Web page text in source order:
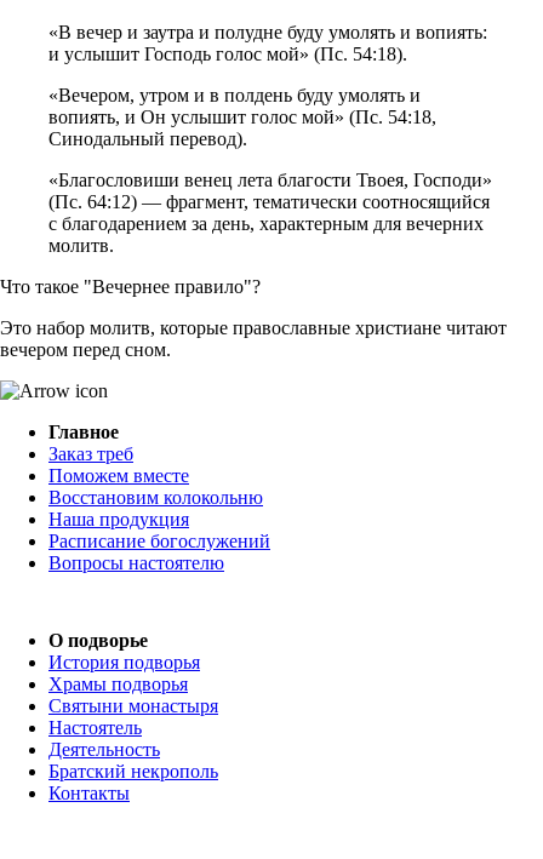
«В вечер и заутра и полудне буду умолять и вопиять:
и услышит Господь голос мой» (Пс. 54:18).
«Вечером, утром и в полдень буду умолять и
вопиять, и Он услышит голос мой» (Пс. 54:18,
Синодальный перевод).
«Благословиши венец лета благости Твоея, Господи»
(Пс. 64:12) — фрагмент, тематически соотносящийся
с благодарением за день, характерным для вечерних
молитв.
Что такое "Вечернее правило"?
Это набор молитв, которые православные христиане читают
вечером перед сном.
Главное
Заказ треб
Поможем вместе
Восстановим колокольню
Наша продукция
Расписание богослужений
Вопросы настоятелю
О подворье
История подворья
Храмы подворья
Святыни монастыря
Настоятель
Деятельность
Братский некрополь
Контакты